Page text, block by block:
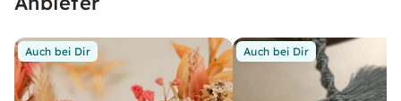
Auch bei Dir Auch bei Dir